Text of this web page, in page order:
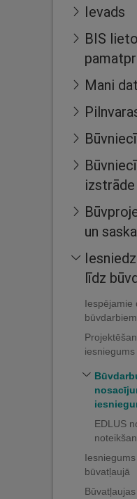
Ievads
BIS
Mani
izstrāde
un
līdz
Iespējamie
būvdarbiem
iesniegums
EDLUS
būvatļaujā